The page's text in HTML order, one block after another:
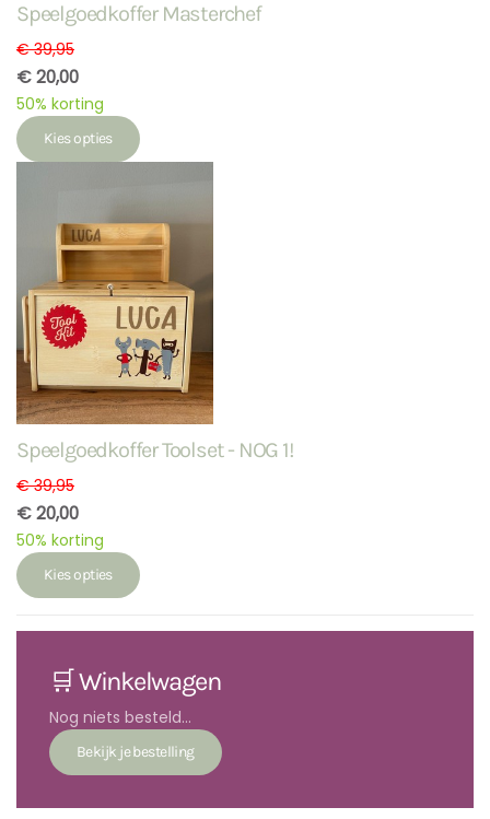
Speelgoedkoffer Masterchef
€ 39,95
€ 20,00
50% korting
Kies opties
Speelgoedkoffer Toolset - NOG 1!
€ 39,95
€ 20,00
50% korting
Kies opties
🛒 Winkelwagen
Nog niets besteld...